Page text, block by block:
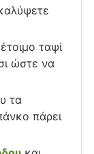
ταψί
ώστε να
τα
πάρει